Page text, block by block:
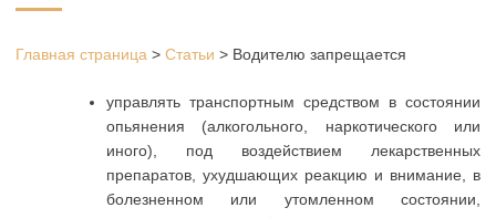
Главная страница > Статьи > Водителю запрещается
управлять транспортным средством в состоянии
опьянения (алкогольного, наркотического или
иного), под воздействием лекарственных
препаратов, ухудшающих реакцию и внимание, в
болезненном или утомленном состоянии,